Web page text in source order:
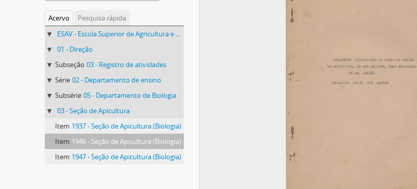
Acervo
Pesquisa rápida
ESAV - Escola Superior de Agricultura e Veterinária (ESAV)
01 - Direção
Subseção 03 - Registro de atividades
Série 02 - Departamento de ensino
Subsérie 05 - Departamento de Biologia
03 - Seção de Apicultura
Item 1937 - Seção de Apicultura (Biologia)
Item 1946 - Seção de Apicultura (Biologia)
Item 1947 - Seção de Apicultura (Biologia)